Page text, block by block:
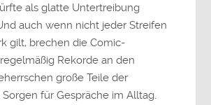
als glatte Untertreibung
auch wenn nicht jeder Streifen
gilt, brechen die Comic-
Rekorde an den
große Teile der
für Gespräche im Alltag.